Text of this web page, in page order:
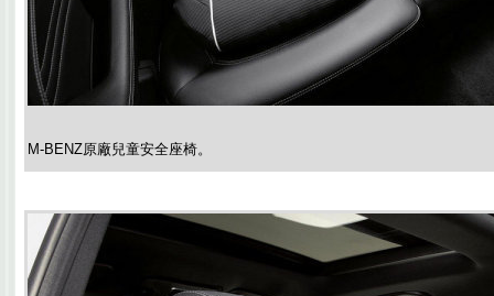
M-BENZ原廠兒童安全座椅。